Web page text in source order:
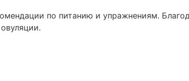
по питанию и упражнениям.